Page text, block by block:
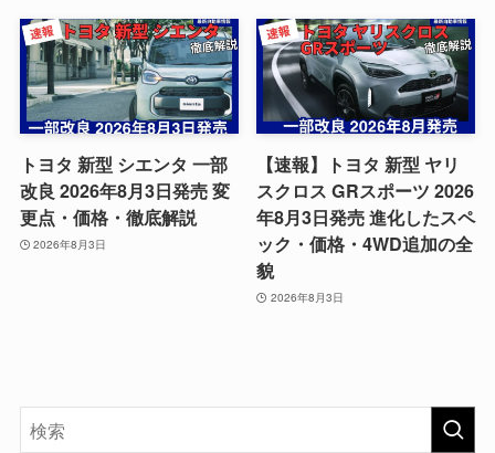
トヨタ 新型 シエンタ 一部
改良 2026年8月3日発売 変
更点・価格・徹底解説
2026年8月3日
【速報】トヨタ 新型 ヤリ
スクロス GRスポーツ 2026
年8月3日発売 進化したスペ
ック・価格・4WD追加の全
貌
2026年8月3日